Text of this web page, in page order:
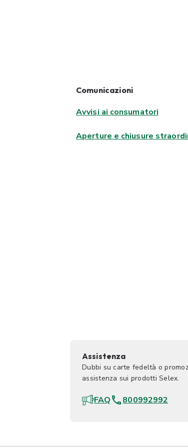
Comunicazioni
Avvisi ai consumatori
Aperture e chiusure
Assistenza
Dubbi su carte fedeltà o
assistenza sui prodotti Selex.
FAQ 800992992